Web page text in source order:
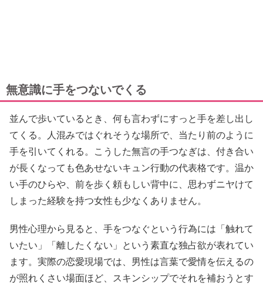
無意識に手をつないでくる
並んで歩いているとき、何も言わずにすっと手を差し出し
てくる。人混みではぐれそうな場所で、当たり前のように
手を引いてくれる。こうした無言の手つなぎは、付き合い
が長くなっても色あせないキュン行動の代表格です。温か
い手のひらや、前を歩く頼もしい背中に、思わずニヤけて
しまった経験を持つ女性も少なくありません。
男性心理から見ると、手をつなぐという行為には「触れて
いたい」「離したくない」という素直な独占欲が表れてい
ます。実際の恋愛現場では、男性は言葉で愛情を伝えるの
が照れくさい場面ほど、スキンシップでそれを補おうとす